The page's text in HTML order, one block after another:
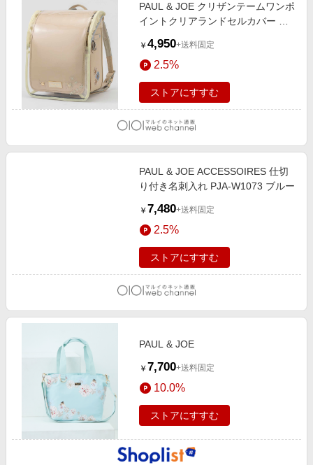
PAUL & JOE クリザンテームワンポ
イントクリアランドセルカバー ホ
￥ 4,950+送料固定
2.5%
ストアにすすむ
PAUL & JOE ACCESSOIRES 仕切
り付き名刺入れ PJA-W1073 ブルー
￥ 7,480+送料固定
2.5%
ストアにすすむ
PAUL & JOE
￥ 7,700+送料固定
10.0%
ストアにすすむ